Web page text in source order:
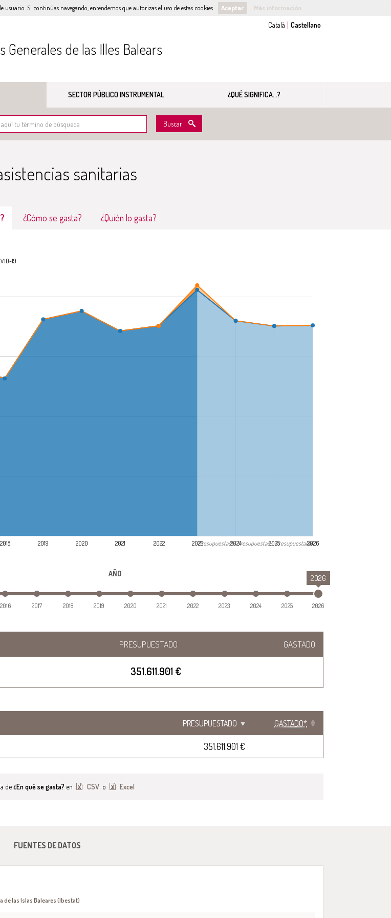
Si continúas navegando, entendemos que autorizas el uso de estas cookies. Aceptar Más información
Generales de las Illes Balears
SECTOR PÚBLICO INSTRUMENTAL ¿QUÉ SIGNIFICA...?
Buscar
sanitarias
¿Cómo se gasta? ¿Quién lo gasta?
19
2018 2019 2020 2021 2022 2023 2024 2025 2026
Presupuestado Presupuestado Presupuestado
AÑO 2026
2016 2017 2018 2019 2020 2021 2022 2023 2024 2025 2026
PRESUPUESTADO GASTADO
351.611.901 €
PRESUPUESTADO GASTADO*
351.611.901 €
de¿En qué se gasta?en CSV o Excel
FUENTES DE DATOS
las Islas Baleares (Ibestat)